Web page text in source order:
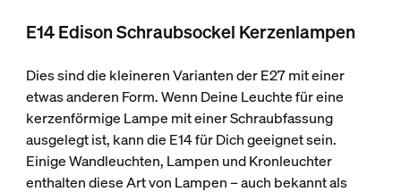
E14 Edison Schraubsockel Kerzenlampen
Dies sind die kleineren Varianten der E27 mit einer
etwas anderen Form. Wenn Deine Leuchte für eine
kerzenförmige Lampe mit einer Schraubfassung
ausgelegt ist, kann die E14 für Dich geeignet sein.
Einige Wandleuchten, Lampen und Kronleuchter
enthalten diese Art von Lampen – auch bekannt als